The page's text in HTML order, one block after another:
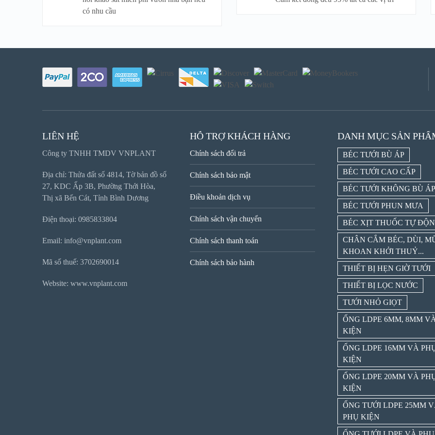
có nhu cầu
LIÊN HỆ
Công ty TNHH TMDV VNPLANT
Địa chỉ: Thửa đất số 4814, Tờ bản đồ số
27, KDC Ấp 3B, Phường Thới Hòa,
Thị xã Bến Cát, Tỉnh Bình Dương
Điện thoại: 0985833804
Email: info@vnplant.com
Mã số thuế: 3702690014
Website: www.vnplant.com
HỖ TRỢ KHÁCH HÀNG
Chính sách đổi trả
Chính sách bảo mật
Điều khoản dịch vụ
Chính sách vận chuyển
Chính sách thanh toán
Chính sách bảo hành
DANH MỤC SẢN
BÉC TƯỚI BÙ ÁP
BÉC TƯỚI CAO CẤP
BÉC TƯỚI KHÔNG BÙ
BÉC TƯỚI PHUN MƯA
BÉC XỊT THUỐC TỰ
CHÂN CẮM BÉC, DÙI,
KHOAN KHỞI THUỶ...
THIẾT BỊ HẸN GIỜ TƯỚI
THIẾT BỊ LỌC NƯỚC
TƯỚI NHỎ GIỌT
ỐNG LDPE 6MM, 8MM
KIỆN
ỐNG LDPE 16MM VÀ
KIỆN
ỐNG LDPE 20MM VÀ
KIỆN
ỐNG TƯỚI LDPE 25MM
PHỤ KIỆN